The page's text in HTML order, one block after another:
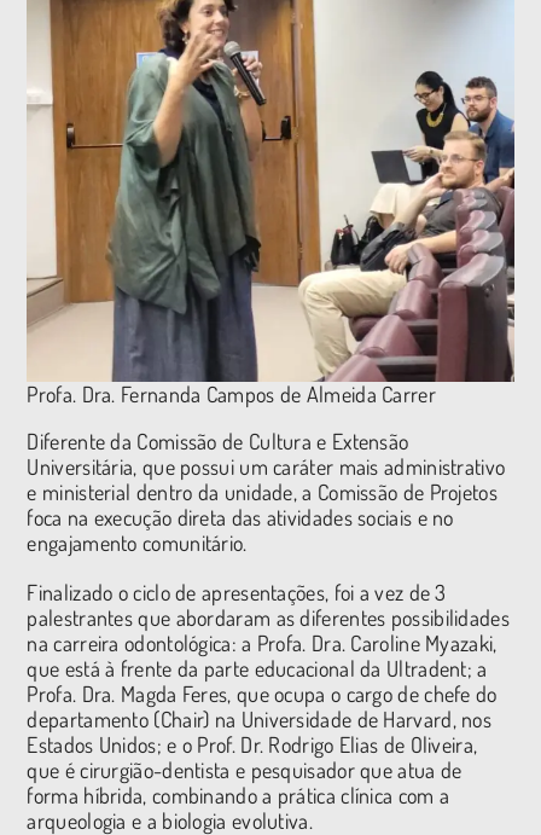
Profa. Dra. Fernanda Campos de Almeida Carrer
Diferente da Comissão de Cultura e Extensão
Universitária, que possui um caráter mais administrativo
e ministerial dentro da unidade, a Comissão de Projetos
foca na execução direta das atividades sociais e no
engajamento comunitário.
Finalizado o ciclo de apresentações, foi a vez de 3
palestrantes que abordaram as diferentes possibilidades
na carreira odontológica: a Profa. Dra. Caroline Myazaki,
que está à frente da parte educacional da Ultradent; a
Profa. Dra. Magda Feres, que ocupa o cargo de chefe do
departamento (Chair) na Universidade de Harvard, nos
Estados Unidos; e o Prof. Dr. Rodrigo Elias de Oliveira,
que é cirurgião-dentista e pesquisador que atua de
forma híbrida, combinando a prática clínica com a
arqueologia e a biologia evolutiva.